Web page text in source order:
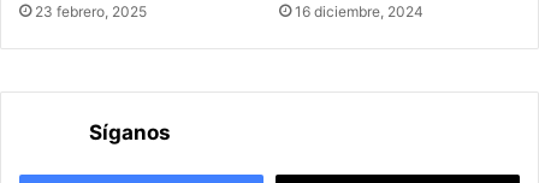
23 febrero, 2025 16 diciembre, 2024
Síganos